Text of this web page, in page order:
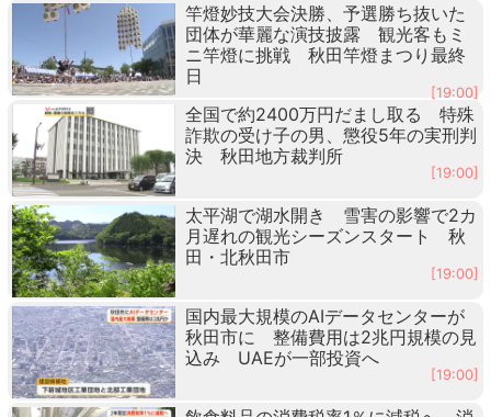
竿燈妙技大会決勝、予選勝ち抜いた
団体が華麗な演技披露 観光客もミ
ニ竿燈に挑戦 秋田竿燈まつり最終
日
[19:00]
全国で約2400万円だまし取る 特殊
詐欺の受け子の男、懲役5年の実刑判
決 秋田地方裁判所
[19:00]
太平湖で湖水開き 雪害の影響で2カ
月遅れの観光シーズンスタート 秋
田・北秋田市
[19:00]
国内最大規模のAIデータセンターが
秋田市に 整備費用は2兆円規模の見
込み UAEが一部投資へ
[19:00]